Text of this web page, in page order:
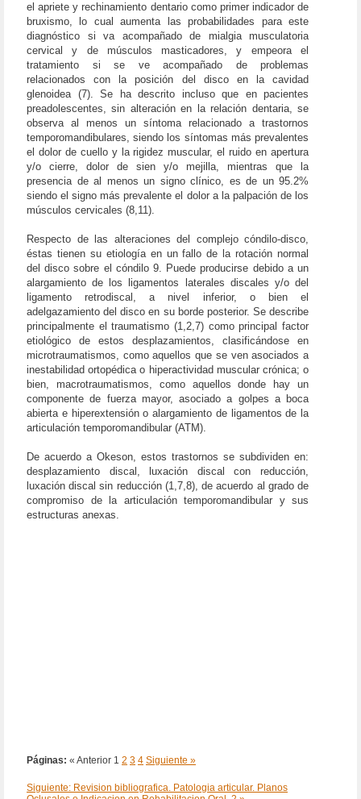
el apriete y rechinamiento dentario como primer indicador de
bruxismo, lo cual aumenta las probabilidades para este
diagnóstico si va acompañado de mialgia musculatoria
cervical y de músculos masticadores, y empeora el
tratamiento si se ve acompañado de problemas
relacionados con la posición del disco en la cavidad
glenoidea (7). Se ha descrito incluso que en pacientes
preadolescentes, sin alteración en la relación dentaria, se
observa al menos un síntoma relacionado a trastornos
temporomandibulares, siendo los síntomas más prevalentes
el dolor de cuello y la rigidez muscular, el ruido en apertura
y/o cierre, dolor de sien y/o mejilla, mientras que la
presencia de al menos un signo clínico, es de un 95.2%
siendo el signo más prevalente el dolor a la palpación de los
músculos cervicales (8,11).
Respecto de las alteraciones del complejo cóndilo-disco,
éstas tienen su etiología en un fallo de la rotación normal
del disco sobre el cóndilo 9. Puede producirse debido a un
alargamiento de los ligamentos laterales discales y/o del
ligamento retrodiscal, a nivel inferior, o bien el
adelgazamiento del disco en su borde posterior. Se describe
principalmente el traumatismo (1,2,7) como principal factor
etiológico de estos desplazamientos, clasificándose en
microtraumatismos, como aquellos que se ven asociados a
inestabilidad ortopédica o hiperactividad muscular crónica; o
bien, macrotraumatismos, como aquellos donde hay un
componente de fuerza mayor, asociado a golpes a boca
abierta e hiperextensión o alargamiento de ligamentos de la
articulación temporomandibular (ATM).
De acuerdo a Okeson, estos trastornos se subdividen en:
desplazamiento discal, luxación discal con reducción,
luxación discal sin reducción (1,7,8), de acuerdo al grado de
compromiso de la articulación temporomandibular y sus
estructuras anexas.
Páginas: « Anterior 1 2 3 4 Siguiente »
Siguiente: Revision bibliografica. Patologia articular. Planos